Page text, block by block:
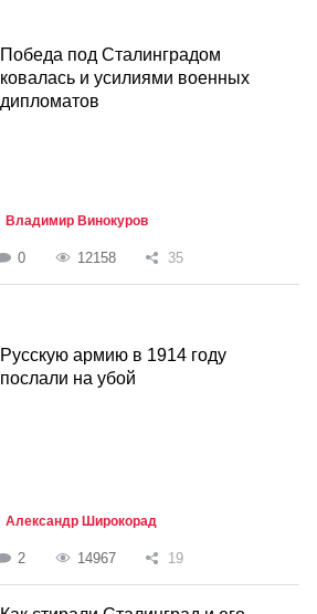
Победа под Сталинградом
ковалась и усилиями военных
дипломатов
Владимир Винокуров
0 12158 35
Русскую армию в 1914 году
послали на убой
Александр Широкорад
2 14967 19